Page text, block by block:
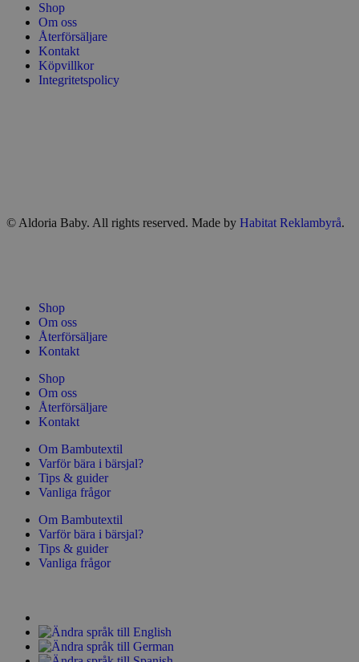
Shop
Om oss
Återförsäljare
Kontakt
Köpvillkor
Integritetspolicy
© Aldoria Baby. All rights reserved. Made by Habitat Reklambyrå.
Shop
Om oss
Återförsäljare
Kontakt
Shop
Om oss
Återförsäljare
Kontakt
Om Bambutextil
Varför bära i bärsjal?
Tips & guider
Vanliga frågor
Om Bambutextil
Varför bära i bärsjal?
Tips & guider
Vanliga frågor